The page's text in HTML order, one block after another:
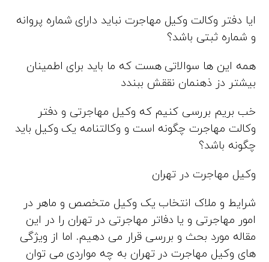
ایا دفتر وکالت وکیل مهاجرت نباید دارای شماره پروانه
و شماره ثبتی باشد؟
همه این ها سوالاتی هست که ما باید برای اطمینان
بیشتر دز ذهنمان نققش ببندد
خب بریم بررسی کنیم که وکیل مهاجرتی و دفتر
وکالت مهاجرت چگونه است و وکالتنامه یک وکیل باید
چگونه باشد؟
وکیل مهاجرت در تهران
شرایط و ملاک انتخاب یک وکیل متخصص و ماهر در
امور مهاجرتی و یا دفاتر مهاجرتی در تهران را در این
مقاله مورد بحث و بررسی قرار می دهیم. اما از ویژگی
های وکیل مهاجرت در تهران به چه مواردی می توان